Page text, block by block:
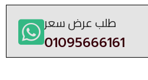
طلب عرض سعر
01095666161